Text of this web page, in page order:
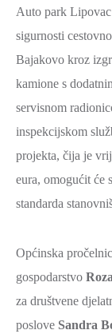
Auto park
sigurnosti
Bajakovo kroz
kamione s
servisnom
inspekcijskom
projekta, čija je
eura, omogućit će
standarda
Općinska
gospodarstvo
za društvene
poslove Sandra